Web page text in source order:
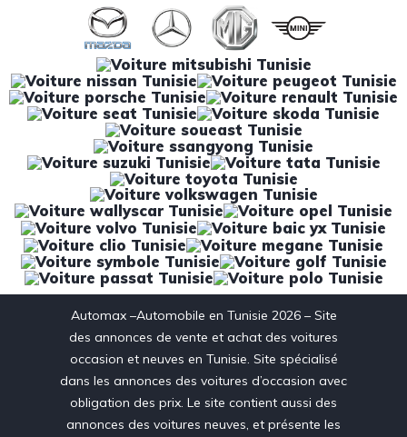
Automax –Automobile en Tunisie 2026 – Site
des annonces de vente et achat des voitures
occasion et neuves en Tunisie. Site spécialisé
dans les annonces des voitures d’occasion avec
obligation des prix. Le site contient aussi des
annonces des voitures neuves, et présente les